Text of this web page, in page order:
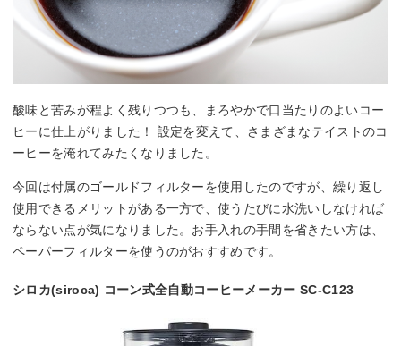
酸味と苦みが程よく残りつつも、まろやかで口当たりのよいコー
ヒーに仕上がりました！ 設定を変えて、さまざまなテイストのコ
ーヒーを淹れてみたくなりました。
今回は付属のゴールドフィルターを使用したのですが、繰り返し
使用できるメリットがある一方で、使うたびに水洗いしなければ
ならない点が気になりました。お手入れの手間を省きたい方は、
ペーパーフィルターを使うのがおすすめです。
シロカ(siroca) コーン式全自動コーヒーメーカー SC-C123